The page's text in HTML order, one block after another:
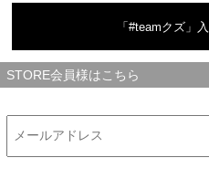
「#teamクズ」
STORE会員様はこちら